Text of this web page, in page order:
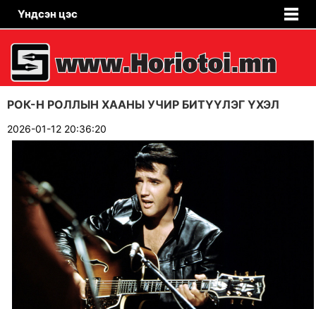
Үндсэн цэс
РОК-Н РОЛЛЫН ХААНЫ УЧИР БИТҮҮЛЭГ ҮХЭЛ
2026-01-12 20:36:20